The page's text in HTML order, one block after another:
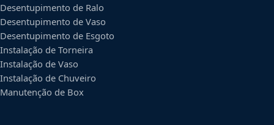
Desentupimento de Ralo
Desentupimento de Vaso
Desentupimento de Esgoto
Instalação de Torneira
Instalação de Vaso
Instalação de Chuveiro
Manutenção de Box